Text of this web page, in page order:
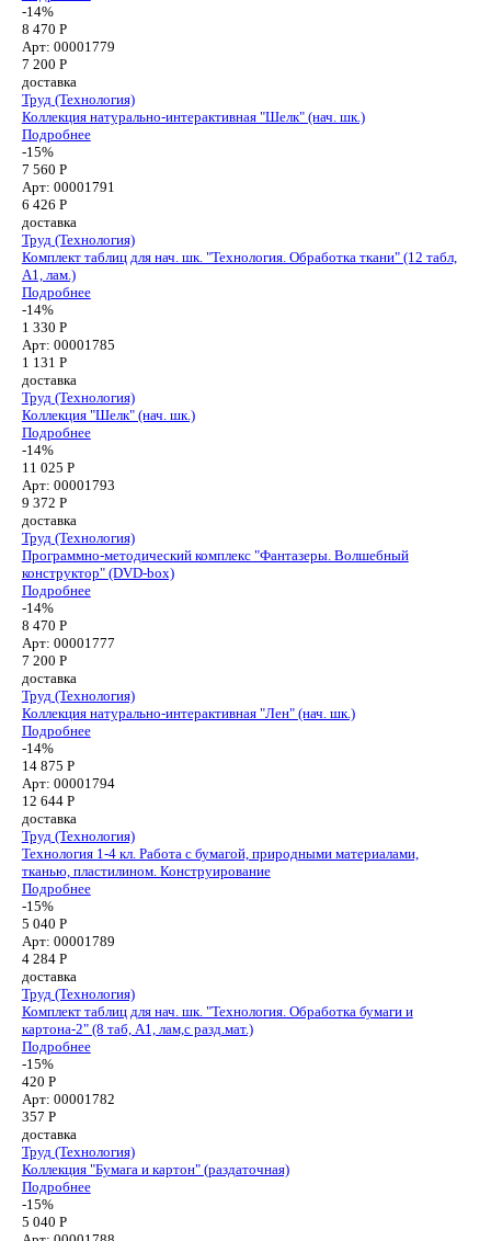
-14%
8 470 Р
Арт: 00001779
7 200 Р
доставка
Труд (Технология)
Коллекция натурально-интерактивная "Шелк" (нач. шк.)
Подробнее
-15%
7 560 Р
Арт: 00001791
6 426 Р
доставка
Труд (Технология)
Комплект таблиц для нач. шк. "Технология. Обработка ткани" (12 табл,
А1, лам.)
Подробнее
-14%
1 330 Р
Арт: 00001785
1 131 Р
доставка
Труд (Технология)
Коллекция "Шелк" (нач. шк.)
Подробнее
-14%
11 025 Р
Арт: 00001793
9 372 Р
доставка
Труд (Технология)
Программно-методический комплекс "Фантазеры. Волшебный
конструктор" (DVD-box)
Подробнее
-14%
8 470 Р
Арт: 00001777
7 200 Р
доставка
Труд (Технология)
Коллекция натурально-интерактивная "Лен" (нач. шк.)
Подробнее
-14%
14 875 Р
Арт: 00001794
12 644Р
доставка
Труд (Технология)
Технология 1-4 кл. Работа с бумагой, природными материалами,
тканью, пластилином. Конструирование
Подробнее
-15%
5 040 Р
Арт: 00001789
4 284Р
доставка
Труд (Технология)
Комплект таблиц для нач. шк. "Технология. Обработка бумаги и
картона-2" (8 таб, А1, лам,с разд.мат.)
Подробнее
-15%
420 Р
Арт: 00001782
357 Р
доставка
Труд (Технология)
Коллекция "Бумага и картон" (раздаточная)
Подробнее
-15%
5 040 Р